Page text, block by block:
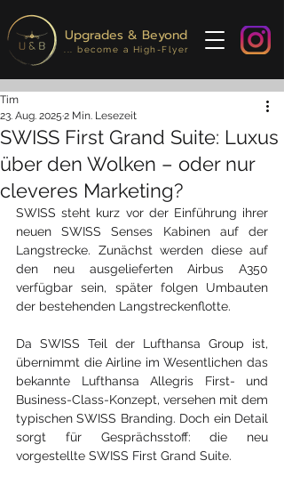
Upgrades & Beyond
... become a High-Flyer
SWISS First Grand Suite: Luxus
über den Wolken – oder nur
cleveres Marketing?
Tim
23. Aug. 2025 2 Min. Lesezeit
SWISS steht kurz vor der Einführung ihrer
neuen SWISS Senses Kabinen auf der
Langstrecke. Zunächst werden diese auf
den neu ausgelieferten Airbus A350
verfügbar sein, später folgen Umbauten
der bestehenden Langstreckenflotte.
Da SWISS Teil der Lufthansa Group ist,
übernimmt die Airline im Wesentlichen das
bekannte Lufthansa Allegris First- und
Business-Class-Konzept, versehen mit dem
typischen SWISS Branding. Doch ein Detail
sorgt für Gesprächsstoff: die neu
vorgestellte SWISS First Grand Suite.